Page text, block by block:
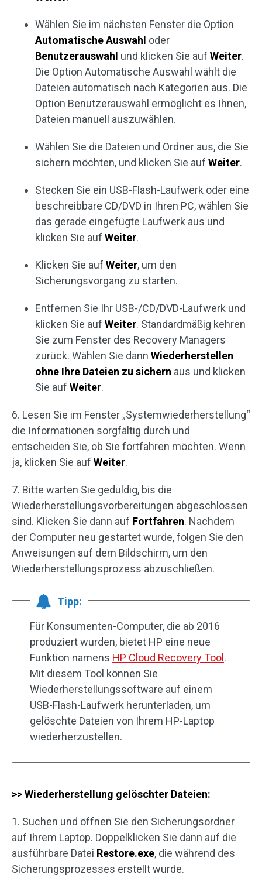
Wählen Sie im nächsten Fenster die Option
Automatische Auswahl oder
Benutzerauswahl und klicken Sie auf Weiter.
Die Option Automatische Auswahl wählt die
Dateien automatisch nach Kategorien aus. Die
Option Benutzerauswahl ermöglicht es Ihnen,
Dateien manuell auszuwählen.
Wählen Sie die Dateien und Ordner aus, die Sie
sichern möchten, und klicken Sie auf Weiter.
Stecken Sie ein USB-Flash-Laufwerk oder eine
beschreibbare CD/DVD in Ihren PC, wählen Sie
das gerade eingefügte Laufwerk aus und
klicken Sie auf Weiter.
Klicken Sie auf Weiter, um den
Sicherungsvorgang zu starten.
Entfernen Sie Ihr USB-/CD/DVD-Laufwerk und
klicken Sie auf Weiter. Standardmäßig kehren
Sie zum Fenster des Recovery Managers
zurück. Wählen Sie dann Wiederherstellen
ohne Ihre Dateien zu sichern aus und klicken
Sie auf Weiter.
6. Lesen Sie im Fenster „Systemwiederherstellung“
die Informationen sorgfältig durch und
entscheiden Sie, ob Sie fortfahren möchten. Wenn
ja, klicken Sie auf Weiter.
7. Bitte warten Sie geduldig, bis die
Wiederherstellungsvorbereitungen abgeschlossen
sind. Klicken Sie dann auf Fortfahren. Nachdem
der Computer neu gestartet wurde, folgen Sie den
Anweisungen auf dem Bildschirm, um den
Wiederherstellungsprozess abzuschließen.
Tipp:
Für Konsumenten-Computer, die ab 2016
produziert wurden, bietet HP eine neue
Funktion namens HP Cloud Recovery Tool.
Mit diesem Tool können Sie
Wiederherstellungssoftware auf einem
USB-Flash-Laufwerk herunterladen, um
gelöschte Dateien von Ihrem HP-Laptop
wiederherzustellen.
>> Wiederherstellung gelöschter Dateien:
1. Suchen und öffnen Sie den Sicherungsordner
auf Ihrem Laptop. Doppelklicken Sie dann auf die
ausführbare Datei Restore.exe, die während des
Sicherungsprozesses erstellt wurde.